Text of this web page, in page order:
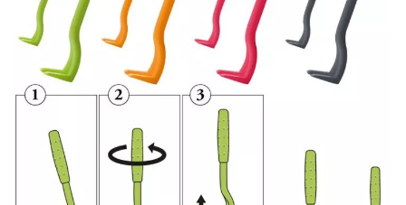
ganz einfach entfernt werden.
4,95 € Menge
Warenkorb
inkl. MwSt. zzgl. Versand Lieferzeit 1-3 Werktage